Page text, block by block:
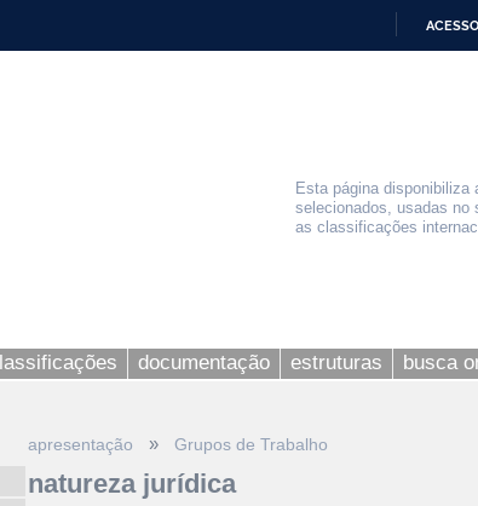
Esta página
selecionados, usadas
as classificações
documentação estruturas busca
apresentação » Grupos de Trabalho
natureza jurídica